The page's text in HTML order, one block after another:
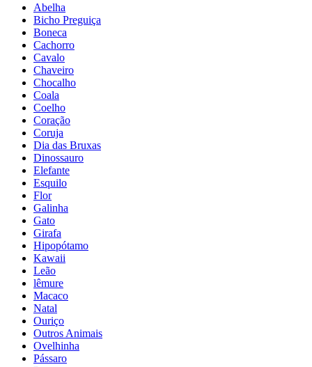
Abelha
Bicho Preguiça
Boneca
Cachorro
Cavalo
Chaveiro
Chocalho
Coala
Coelho
Coração
Coruja
Dia das Bruxas
Dinossauro
Elefante
Esquilo
Flor
Galinha
Gato
Girafa
Hipopótamo
Kawaii
Leão
lêmure
Macaco
Natal
Ouriço
Outros Animais
Ovelhinha
Pássaro